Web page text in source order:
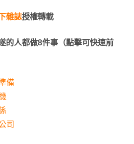
雜誌授權轉載
的人都做8件事（點擊可快速前
備
司